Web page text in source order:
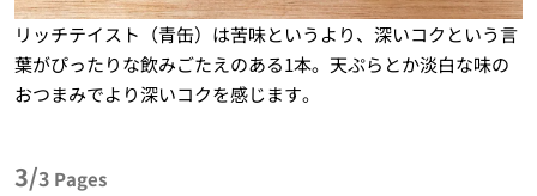
リッチテイスト（青缶）は苦味というより、深いコクという言
葉がぴったりな飲みごたえのある1本。天ぷらとか淡白な味の
おつまみでより深いコクを感じます。
3/3 Pages